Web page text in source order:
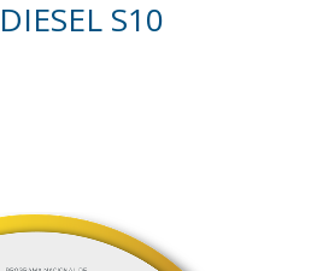
S10